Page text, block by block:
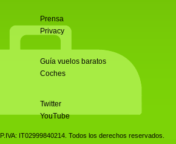
Prensa
Privacy
Guía vuelos baratos
Coches
Twitter
YouTube
P.IVA: IT02999840214. Todos los derechos reservados.